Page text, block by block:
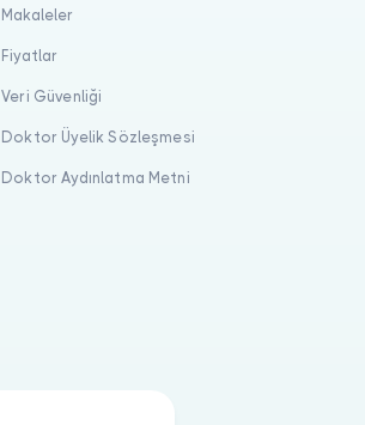
Makaleler
Fiyatlar
Veri Güvenliği
Doktor Üyelik Sözleşmesi
Doktor Aydınlatma Metni